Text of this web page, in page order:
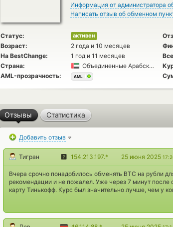
Информация от администратора
Написать отзыв об обменном
Статус: активен
Возраст: 2 года и 10 месяцев
На BestChange: 1 год и 11 месяцев
Страна:
Объединенные Арабские Эмираты
AML-прозрачность:
AML
Отзывы Статистика
Добавить отзыв
Тигран 154.213.197.* 25 июня 2025
Вчера срочно понадобилось обменять BTC на рубли
рекомендации и не пожалел. Уже через 7 минут после
карту Тинькофф. Курс был значительно лучше, чем у